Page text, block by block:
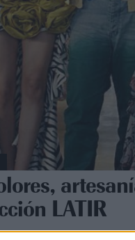
LATIR